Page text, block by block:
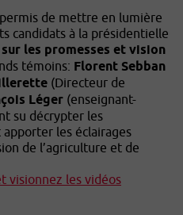
de mettre en lumière
candidats à la présidentielle
les promesses et vision
témoins: Florent Sebban
(Directeur de
Léger (enseignant-
su décrypter les
les éclairages
de l’agriculture et de
visionnez les vidéos